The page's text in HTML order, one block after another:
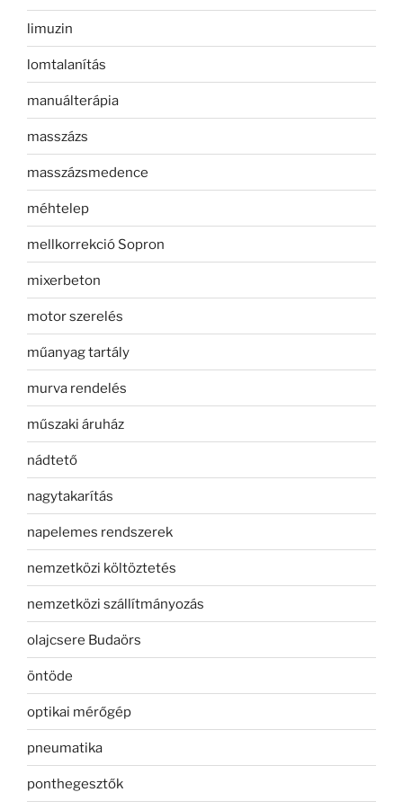
limuzin
lomtalanítás
manuálterápia
masszázs
masszázsmedence
méhtelep
mellkorrekció Sopron
mixerbeton
motor szerelés
műanyag tartály
murva rendelés
műszaki áruház
nádtető
nagytakarítás
napelemes rendszerek
nemzetközi költöztetés
nemzetközi szállítmányozás
olajcsere Budaörs
öntöde
optikai mérőgép
pneumatika
ponthegesztők